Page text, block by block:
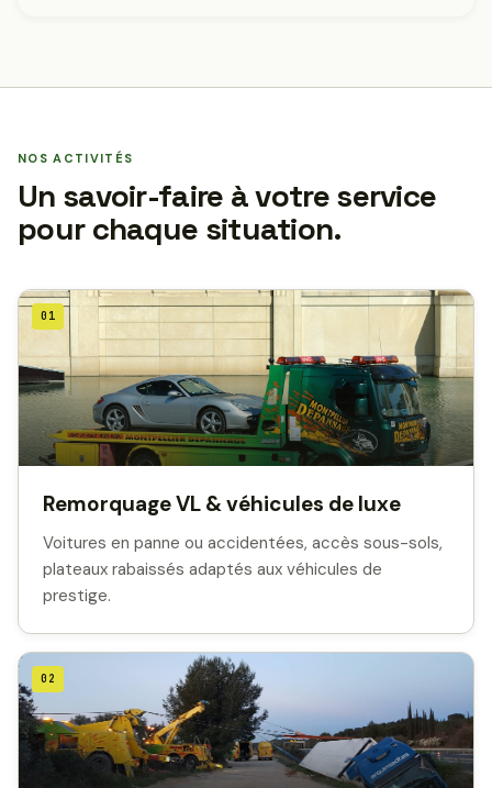
NOS ACTIVITÉS
Un savoir-faire à votre service
pour chaque situation.
01
Remorquage VL & véhicules de luxe
Voitures en panne ou accidentées, accès sous-sols,
plateaux rabaissés adaptés aux véhicules de
prestige.
02